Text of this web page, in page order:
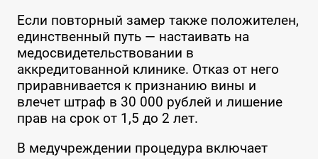
Если повторный замер также положителен,
единственный путь — настаивать на
медосвидетельствовании в
аккредитованной клинике. Отказ от него
приравнивается к признанию вины и
влечет штраф в 30 000 рублей и лишение
прав на срок от 1,5 до 2 лет.
В медучреждении процедура включает